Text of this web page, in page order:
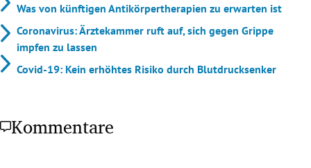
übertherapiert, hier werden mit großem
gerätemedizinischen Aufwand Covid-19 Patienten
behandelt, für die das nicht mehr sinnvoll ist.
Was von künftigen Antikörpertherapien zu erwarten ist
Coronavirus: Ärztekammer ruft auf, sich gegen Grippe
impfen zu lassen
Covid-19: Kein erhöhtes Risiko durch Blutdrucksenker
Kommentare